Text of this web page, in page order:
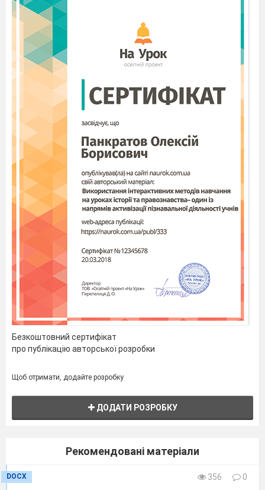
Безкоштовний сертифікат
про публікацію авторської розробки
Щоб отримати, додайте розробку
ДОДАТИ РОЗРОБКУ
Рекомендовані матеріали
DOCX 356
0